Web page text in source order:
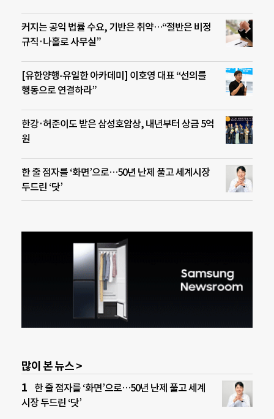
커지는 공익 법률 수요, 기반은 취약…“절반은 비정
규직·나홀로 사무실”
[유한양행-유일한 아카데미] 이호영 대표 “선의를
행동으로 연결하라”
한강·허준이도 받은 삼성호암상, 내년부터 상금 5억
원
한 줄 점자를 ‘화면’으로…50년 난제 풀고 세계시장
두드린 ‘닷’
많이 본 뉴스 >
한 줄 점자를 ‘화면’으로…50년 난제 풀고 세계
시장 두드린 ‘닷’